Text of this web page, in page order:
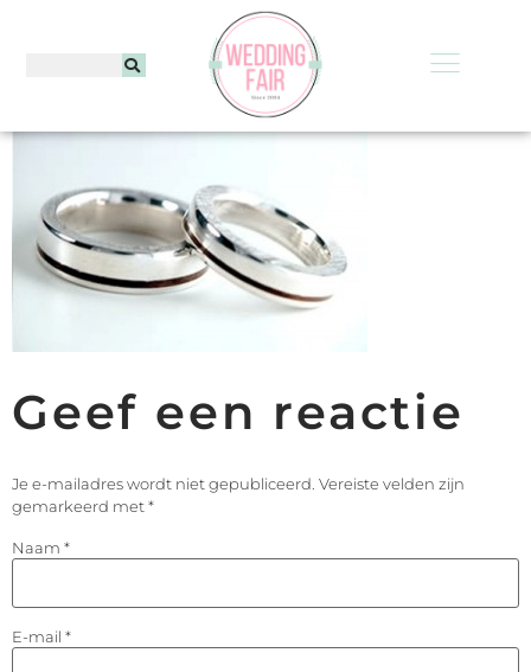
Geef een reactie
Je e-mailadres wordt niet gepubliceerd. Vereiste velden zijn
gemarkeerd met*
Naam *
E-mail *